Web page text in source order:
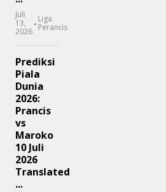
Juli
13,
2026
- Liga
Perancis
Prediksi
Piala
Dunia
2026:
Prancis
vs
Maroko
10 Juli
2026
Translated
...